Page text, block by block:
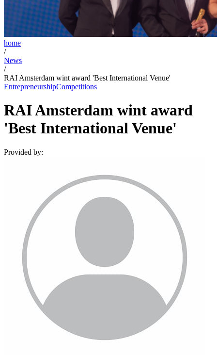
home
/
News
/
RAI Amsterdam wint award 'Best International Venue'
EntrepreneurshipCompetitions
RAI Amsterdam wint award
'Best International Venue'
Provided by: